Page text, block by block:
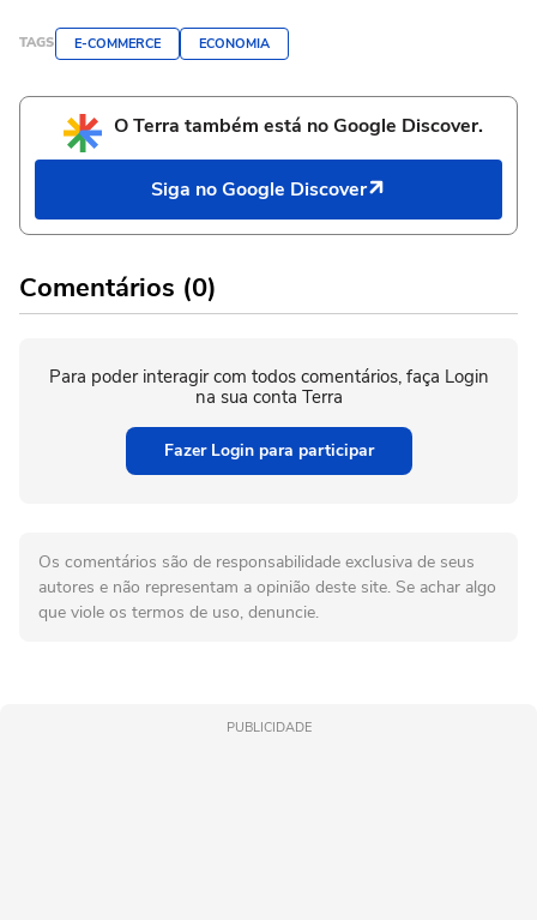
TAGS E-COMMERCE ECONOMIA
O Terra também está no Google Discover.
Siga no Google Discover
Comentários (0)
Para poder interagir com todos comentários, faça Login
na sua conta Terra
Fazer Login para participar
Os comentários são de responsabilidade exclusiva de seus
autores e não representam a opinião deste site. Se achar algo
que viole os termos de uso, denuncie.
PUBLICIDADE